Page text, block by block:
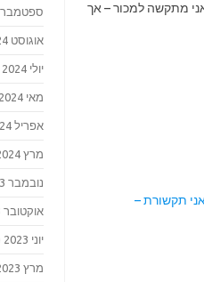
שרמי מתעלה על כולם. גם היום, כאשר ברור לי שרמי לא יעשה לי שוב 400%, אני מתקשה למכור – אך
3 לסאני תקשורת –
ספטמבר
אוגוסט 2024
יולי 2024
מאי 2024
אפריל 2024
מרץ 2024
נובמבר 2023
אוקטובר 2023
יוני 2023
מרץ 2023